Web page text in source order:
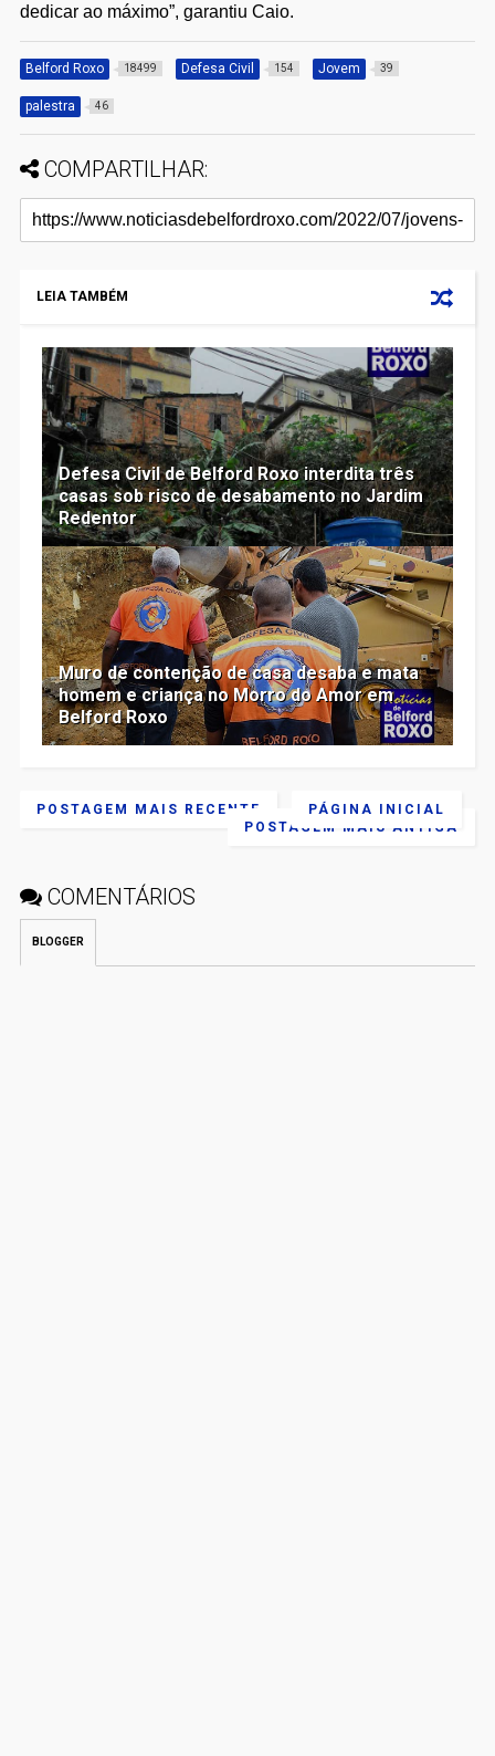
dedicar ao máximo”, garantiu Caio.
Belford Roxo 18499 Defesa Civil 154 Jovem 39
palestra 46
COMPARTILHAR:
LEIA TAMBÉM
Defesa Civil de Belford Roxo interdita três
casas sob risco de desabamento no Jardim
Redentor
Muro de contenção de casa desaba e mata
homem e criança no Morro do Amor em
Belford Roxo
POSTAGEM MAIS RECENTE
POSTAGEM MAIS ANTIGA
PÁGINA INICIAL
COMENTÁRIOS
BLOGGER